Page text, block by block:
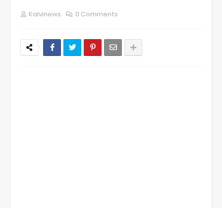
Kalvinews 0 Comments